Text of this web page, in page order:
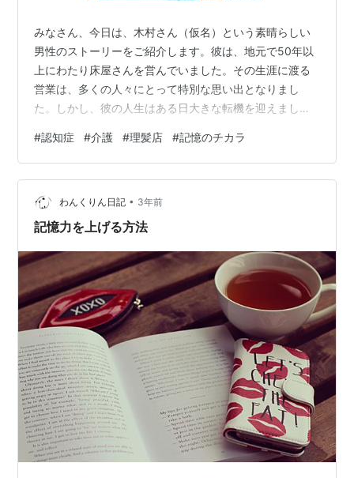
みなさん、今日は、木村さん（仮名）という素晴らしい
男性のストーリーをご紹介します。彼は、地元で50年以
上にわたり床屋さんを営んでいました。その生涯に渡る
営業は、多くの人々にとって特別な思い出となりまし
た。しかし、彼の人生はある日大きな転機を迎えまし
きました。しかし、徐々に手元が不安定になり、お客さ
んに怪我をさせることが増えてきたというのです。その
悲しい現実を見つめながら、木村さんの奥さんは重要な
決断を下すことになりました。彼女は、夫の安全とお客
さんの幸福を考え、お店を閉めることを決断したので
#認知症 #介護 #理髪店 #記憶のチカラ
わんくりん日記 • 3年前
記憶力を上げる方法